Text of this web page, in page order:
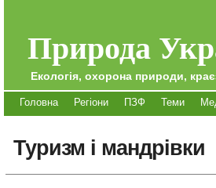
Природа
Екологія, охорона природи,
Головна Регіони ПЗФ Теми
Туризм і мандрівки